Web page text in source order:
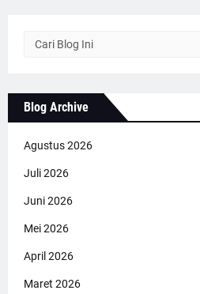
Blog Archive
Agustus 2026
Juli 2026
Juni 2026
Mei 2026
April 2026
Maret 2026